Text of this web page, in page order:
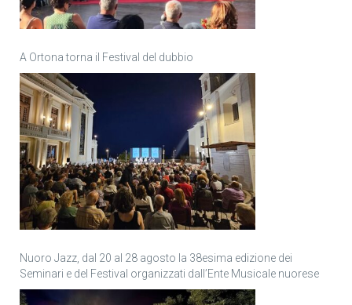
A Ortona torna il Festival del dubbio
Nuoro Jazz, dal 20 al 28 agosto la 38esima edizione dei
Seminari e del Festival organizzati dall’Ente Musicale nuorese